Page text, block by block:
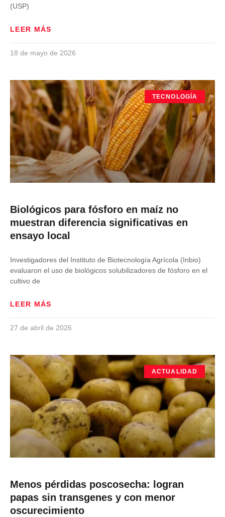
(USP)
LEER MÁS
18 de mayo de 2026
TECNOLOGÍA
Biológicos para fósforo en maíz no
muestran diferencia significativas en
ensayo local
Investigadores del Instituto de Biotecnología Agrícola (Inbio)
evaluaron el uso de biológicos solubilizadores de fósforo en el
cultivo de
LEER MÁS
27 de abril de 2026
ACTUALIDAD
Menos pérdidas poscosecha: logran
papas sin transgenes y con menor
oscurecimiento